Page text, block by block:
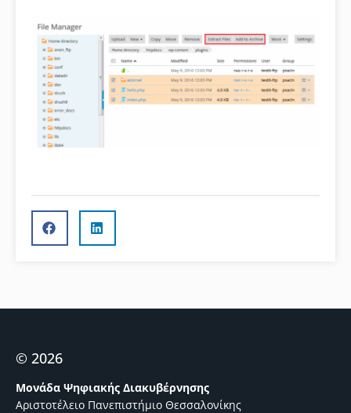
© 2026
Μονάδα Ψηφιακής Διακυβέρνησης
Αριστοτέλειο Πανεπιστήμιο Θεσσαλονίκης